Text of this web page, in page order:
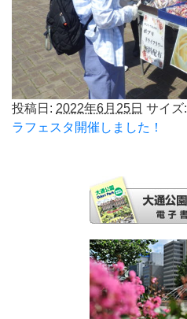
投稿日: 2022年6月25日 サイズ:
ラフェスタ開催しました！